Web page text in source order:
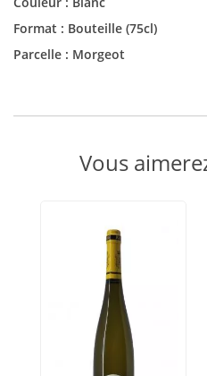
Format : Bouteille (75cl)
Parcelle : Morgeot
Vous